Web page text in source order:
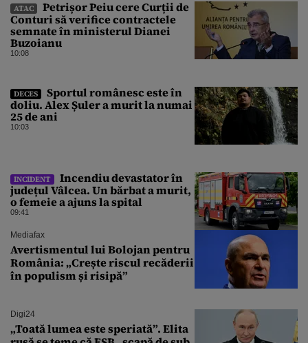
ATAC
Petrișor Peiu cere Curții de
Conturi să verifice contractele
semnate în ministerul Dianei
Buzoianu
10:08
DECES
Sportul românesc este în
doliu. Alex Șuler a murit la numai
25 de ani
10:03
INCIDENT
Incendiu devastator în
județul Vâlcea. Un bărbat a murit,
o femeie a ajuns la spital
09:41
Mediafax
Avertismentul lui Bolojan pentru
România: „Crește riscul recăderii
în populism și risipă”
Digi24
„Toată lumea este speriată”. Elita